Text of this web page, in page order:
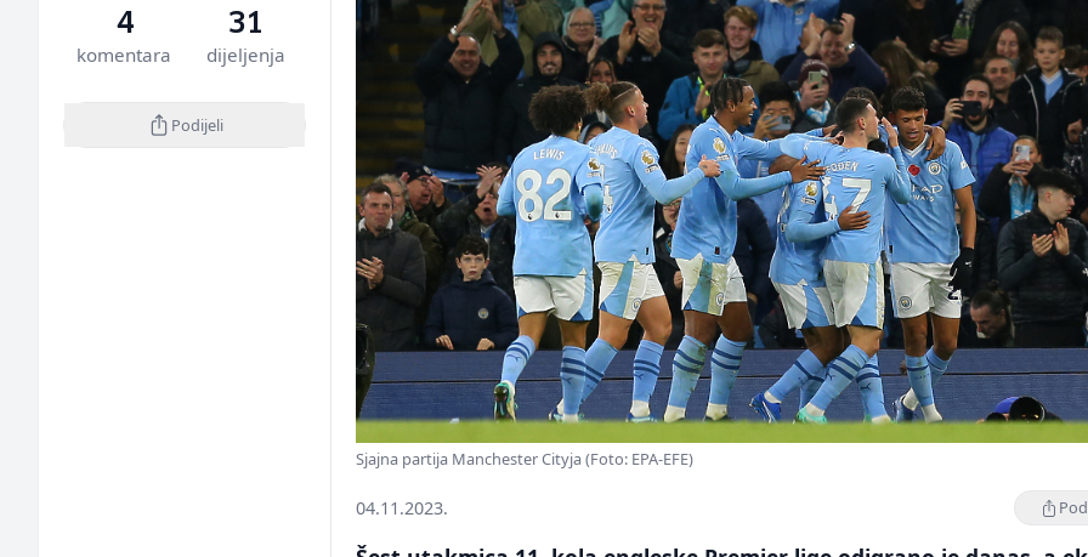
4
komentara
31
dijeljenja
Podijeli
Sjajna partija Manchester Cityja (Foto: EPA-EFE)
04.11.2023.